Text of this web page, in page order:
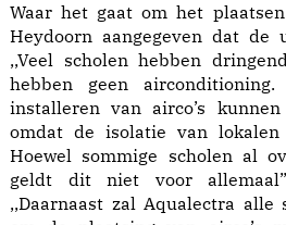
Waar het gaat om het
Heydoorn aangegeven dat de
,,Veel scholen hebben
hebben geen
installeren van airco’s
omdat de isolatie van
Hoewel sommige scholen al
geldt dit niet voor
,,Daarnaast zal Aqualectra alle